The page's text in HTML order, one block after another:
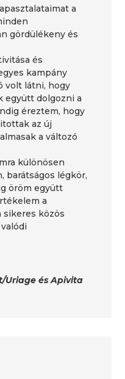
a
gördülékeny és
és
kampány
volt látni, hogy
együtt dolgozni a
éreztem, hogy
az új
a változó
különösen
barátságos légkör,
öröm együtt
a
sikeres közös
Uriage és Apivita